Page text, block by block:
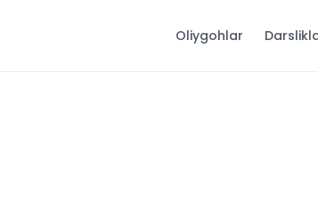
Oliygohlar